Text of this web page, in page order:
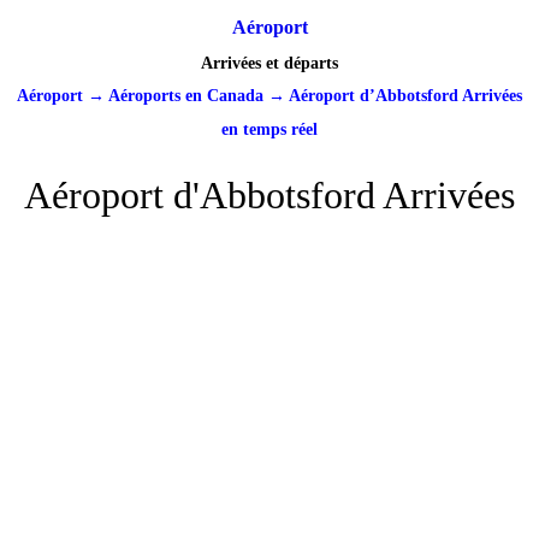
Aéroport
Arrivées et départs
Aéroport → Aéroports en Canada → Aéroport d’Abbotsford Arrivées
en temps réel
Aéroport d'Abbotsford Arrivées